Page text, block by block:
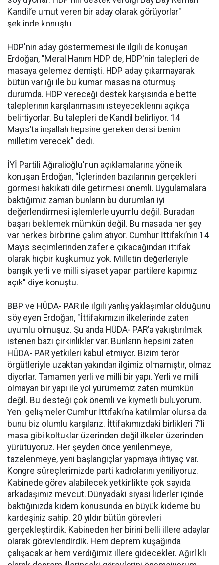
Kandil’e umut veren bir aday olarak görüyorlar"
şeklinde konuştu.
HDP'nin aday göstermemesi ile ilgili de konuşan
Erdoğan, "Meral Hanım HDP de, HDP'nin talepleri de
masaya gelemez demişti. HDP aday çıkarmayarak
bütün varlığı ile bu kumar masasına oturmuş
durumda. HDP vereceği destek karşısında elbette
taleplerinin karşılanmasını isteyeceklerini açıkça
belirtiyorlar. Bu talepleri de Kandil belirliyor. 14
Mayıs’ta inşallah hepsine gereken dersi benim
milletim verecek" dedi.
İYİ Partili Ağıralioğlu'nun açıklamalarına yönelik
konuşan Erdoğan, “İçlerinden bazılarının gerçekleri
görmesi hakikati dile getirmesi önemli. Uygulamalara
baktığımız zaman bunların bu durumları iyi
değerlendirmesi işlemlerle uyumlu değil. Buradan
başarı beklemek mümkün değil. Bu masada her şey
var herkes birbirine çalım atıyor. Cumhur İttifakı’nın 14
Mayıs seçimlerinden zaferle çıkacağından ittifak
olarak hiçbir kuşkumuz yok. Milletin değerleriyle
barışık yerli ve milli siyaset yapan partilere kapımız
açık" diye konuştu.
BBP ve HÜDA- PAR ile ilgili yanlış yaklaşımlar olduğunu
söyleyen Erdoğan, "İttifakımızın ilkelerinde zaten
uyumlu olmuşuz. Şu anda HÜDA- PAR’a yakıştırılmak
istenen bazı çirkinlikler var. Bunların hepsini zaten
HÜDA- PAR yetkileri kabul etmiyor. Bizim terör
örgütleriyle uzaktan yakından ilgimiz olmamıştır, olmaz
diyorlar. Tamamen yerli ve milli bir yapı. Yerli ve milli
olmayan bir yapı ile yol yürümemiz zaten mümkün
değil. Bu desteği çok önemli ve kıymetli buluyorum.
Yeni gelişmeler Cumhur İttifakı’na katılımlar olursa da
bunu biz olumlu karşılarız. İttifakımızdaki birlikleri 7’li
masa gibi koltuklar üzerinden değil ilkeler üzerinden
yürütüyoruz. Her şeyden önce yenilenmeye,
tazelenmeye, yeni başlangıçlar yapmaya ihtiyaç var.
Kongre süreçlerimizde parti kadrolarını yeniliyoruz.
Kabinede görev alabilecek yetkinlikte çok sayıda
arkadaşımız mevcut. Dünyadaki siyasi liderler içinde
baktığınızda kıdem konusunda en büyük kıdeme bu
kardeşiniz sahip. 20 yıldır bütün görevleri
gerçekleştirdik. Kabineden her birini belli illere adaylar
olarak görevlendirdik. Hem deprem kuşağında
çalışacaklar hem verdiğimiz illere gidecekler. Ağırlıklı